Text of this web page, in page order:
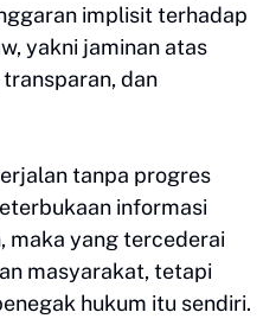
implisit terhadap
yakni jaminan atas
dan
tanpa progres
informasi
maka yang tercederai
masyarakat, tetapi
hukum itu sendiri.